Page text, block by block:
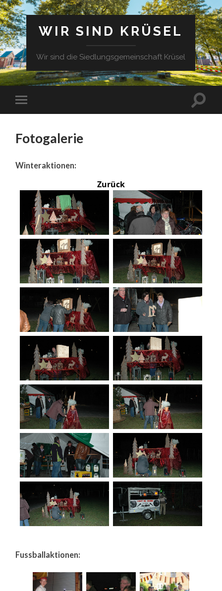
WIR SIND KRÜSEL
Wir sind die Siedlungsgemeinschaft Krüsel
Fotogalerie
Winteraktionen:
Zurück
Fussballaktionen: